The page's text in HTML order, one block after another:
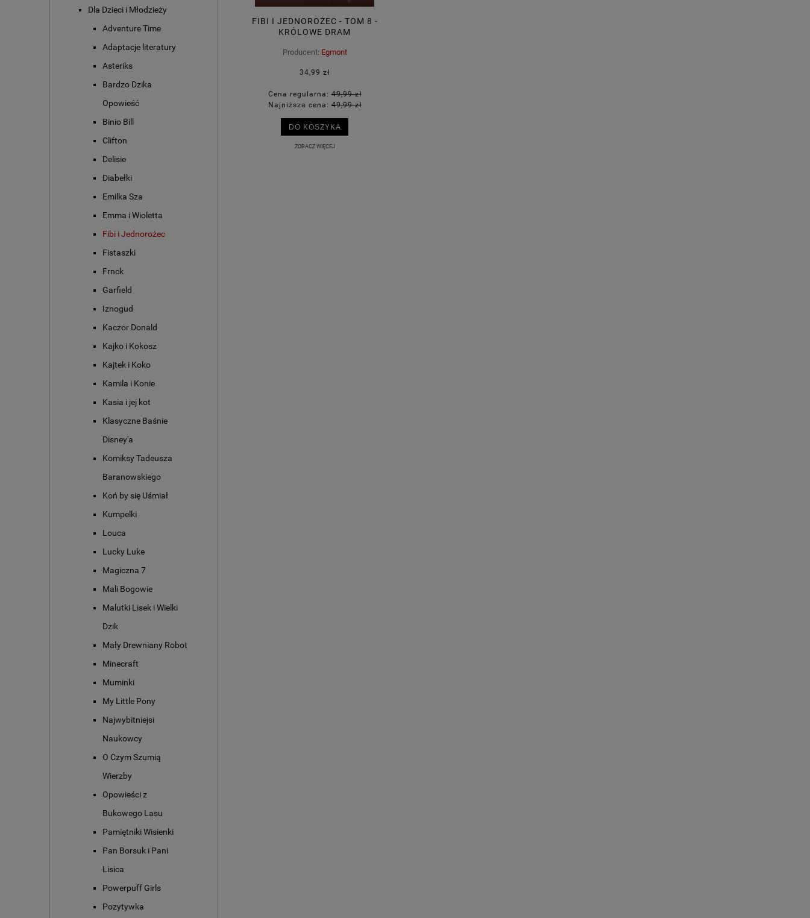
Dla Dzieci i Młodzieży
Adventure Time
Adaptacje literatury
Asteriks
Bardzo Dzika
Opowieść
Binio Bill
Clifton
Delisie
Diabełki
Emilka Sza
Emma i Wioletta
Fibi i Jednorożec
Fistaszki
Frnck
Garfield
Iznogud
Kaczor Donald
Kajko i Kokosz
Kajtek i Koko
Kamila i Konie
Kasia i jej kot
Klasyczne Baśnie
Disney'a
Komiksy Tadeusza
Baranowskiego
Koń by się Uśmiał
Kumpelki
Louca
Lucky Luke
Magiczna 7
Mali Bogowie
Malutki Lisek i Wielki
Dzik
Mały Drewniany Robot
Minecraft
Muminki
My Little Pony
Najwybitniejsi
Naukowcy
O Czym Szumią
Wierzby
Opowieści z
Bukowego Lasu
Pamiętniki Wisienki
Pan Borsuk i Pani
Lisica
Powerpuff Girls
Pozytywka
FIBI I JEDNOROŻEC - TOM 8 -
KRÓLOWE DRAM
Producent: Egmont
34,99 zł
Cena regularna:49,99 zł
Najniższa cena:49,99 zł
DO KOSZYKA
ZOBACZ WIĘCEJ